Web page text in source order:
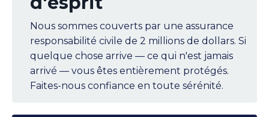
Nous sommes couverts par une assurance
responsabilité civile de 2 millions de dollars. Si
quelque chose arrive — ce qui n'est jamais
arrivé — vous êtes entièrement protégés.
Faites-nous confiance en toute sérénité.